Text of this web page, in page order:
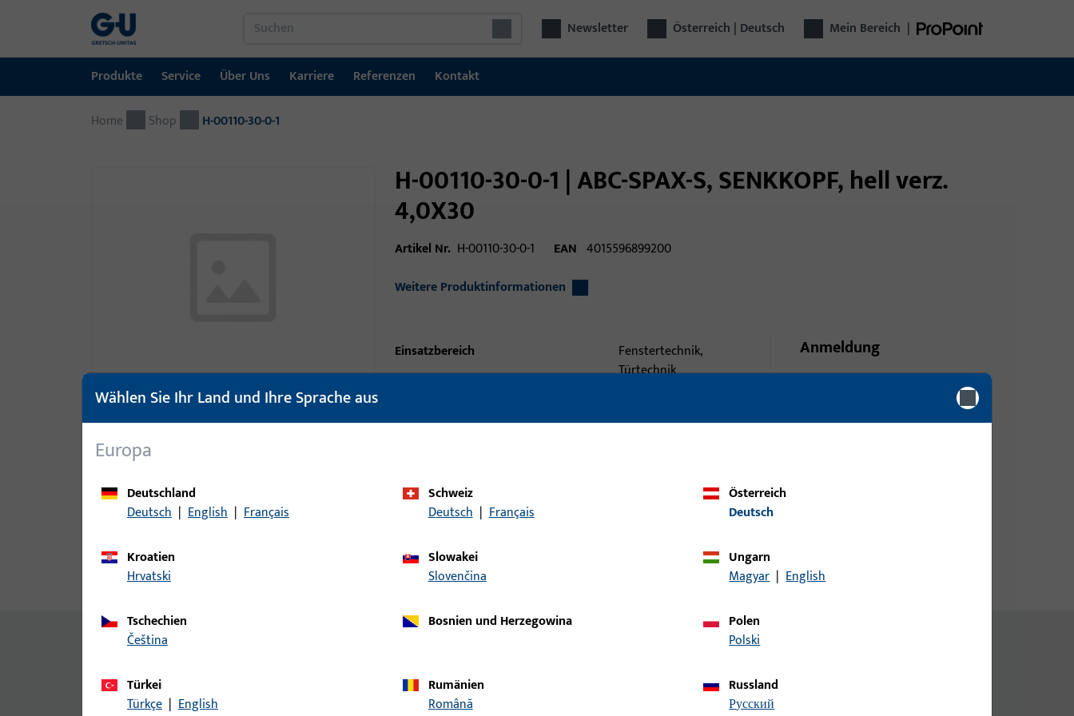
Newsletter Österreich | Deutsch Mein Bereich |
Produkte
Produkte
Service
Service
Über Uns
Über Uns
Karriere
Karriere
Referenzen
Referenzen
Kontakt
Kontakt
Home Shop H-00110-30-0-1
H-00110-30-0-1 | ABC-SPAX-S, SENKKOPF, hell verz.
4,0X30
Artikel Nr. H-00110-30-0-1 EAN 4015596899200
Weitere Produktinformationen
Einsatzbereich
Fenstertechnik,
Türtechnik
Verpackungseinheit
Anmeldung
Bitte melden Sie sich mit Ihren
Preisinformation zu erhalten
Produktbeschreibung
Inhalt
Allgemeine Informationen
Wählen Sie Ihr Land und Ihre Sprache aus
Europa
Deutschland
Deutsch | English | Français
Schweiz
Deutsch | Français
Österreich
Deutsch
Kroatien
Hrvatski
Slowakei
Slovenčina
Ungarn
Magyar | English
Tschechien
čeština
Bosnien und Herzegowina
Polen
Polski
Türkei
Türkçe | English
Rumänien
Română
Russland
русский